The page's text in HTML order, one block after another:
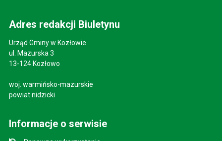
Adres redakcji Biuletynu
Urząd Gminy w Kozłowie
ul. Mazurska 3
13-124 Kozłowo
woj. warmińsko-mazurskie
powiat nidzicki
Informacje o serwisie